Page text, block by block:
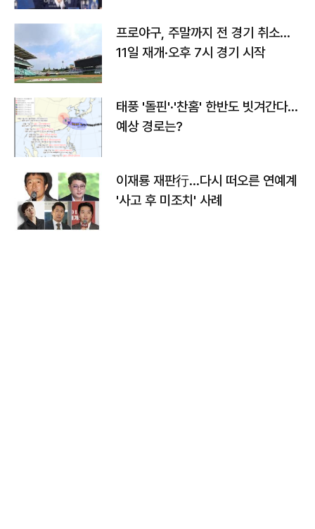
프로야구, 주말까지 전 경기 취소…
11일 재개·오후 7시 경기 시작
태풍 '돌핀'·'찬홈' 한반도 빗겨간다…
예상 경로는?
이재룡 재판行…다시 떠오른 연예계
'사고 후 미조치' 사례